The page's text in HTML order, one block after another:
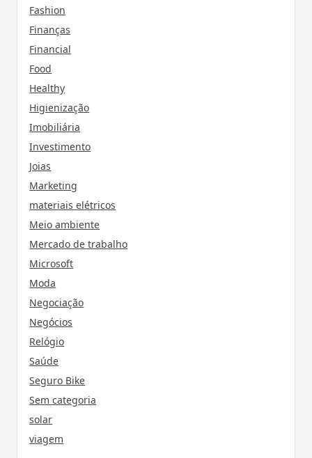
Fashion
Finanças
Financial
Food
Healthy
Higienização
Imobiliária
Investimento
Joias
Marketing
materiais elétricos
Meio ambiente
Mercado de trabalho
Microsoft
Moda
Negociação
Negócios
Relógio
Saúde
Seguro Bike
Sem categoria
solar
viagem